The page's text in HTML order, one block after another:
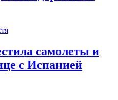
самолеты и
с Испанией